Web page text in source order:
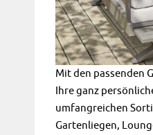
Mit den passenden
Ihre ganz
umfangreichen
Gartenliegen,